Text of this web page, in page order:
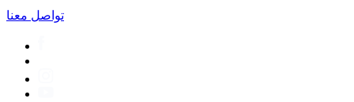
تواصل معنا